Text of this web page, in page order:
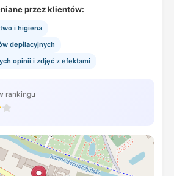
przez klientów:
i higiena
depilacyjnych
opinii i zdjęć z efektami
rankingu